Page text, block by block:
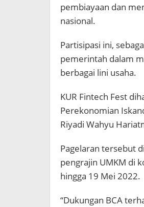
pembiayaan dan
nasional.
Partisipasi ini,
pemerintah dalam
berbagai lini usaha.
KUR Fintech Fest
Perekonomian
Riyadi Wahyu
Pagelaran tersebut
pengrajin UMKM di
hingga 19 Mei 2022.
“Dukungan BCA